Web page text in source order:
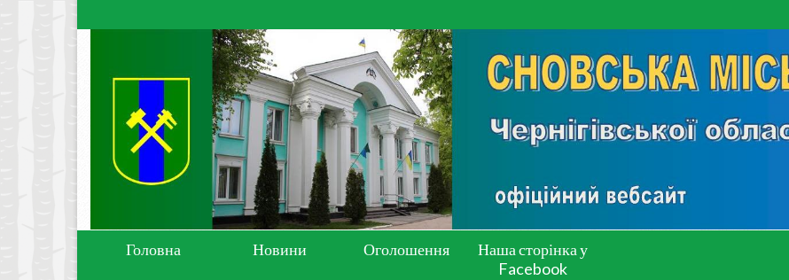
Головна Новини Оголошення
Наша сторінка у
Facebook